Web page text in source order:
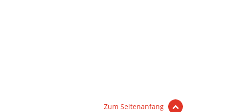
Zum Seitenanfang